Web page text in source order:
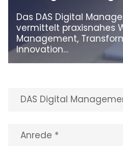
Das DAS Digital
vermittelt praxisnahes
Management,
Innovation…